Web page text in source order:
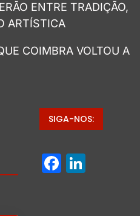
ENTRE TRADIÇÃO,
ARTÍSTICA
COIMBRA VOLTOU A
SIGA-NOS: